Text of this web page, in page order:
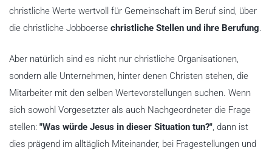
christliche Werte wertvoll für Gemeinschaft im Beruf sind, über
die christliche Jobboerse christliche Stellen und ihre Berufung.
Aber natürlich sind es nicht nur christliche Organisationen,
sondern alle Unternehmen, hinter denen Christen stehen, die
Mitarbeiter mit den selben Wertevorstellungen suchen. Wenn
sich sowohl Vorgesetzter als auch Nachgeordneter die Frage
stellen: "Was würde Jesus in dieser Situation tun?", dann ist
dies prägend im alltäglich Miteinander, bei Fragestellungen und